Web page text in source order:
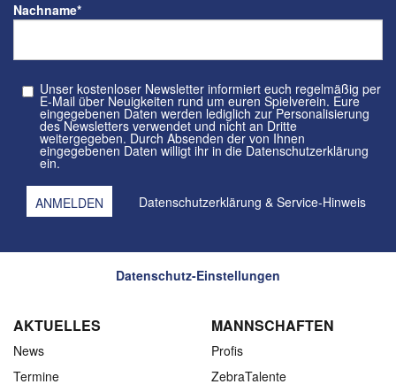
Nachname*
Unser kostenloser Newsletter informiert euch regelmäßig per
E-Mail über Neuigkeiten rund um euren Spielverein. Eure
eingegebenen Daten werden lediglich zur Personalisierung
des Newsletters verwendet und nicht an Dritte
weitergegeben. Durch Absenden der von Ihnen
eingegebenen Daten willigt ihr in die Datenschutzerklärung
ein.
Datenschutzerklärung & Service-Hinweis
Datenschutz-Einstellungen
AKTUELLES
News
Termine
MANNSCHAFTEN
Profis
ZebraTalente